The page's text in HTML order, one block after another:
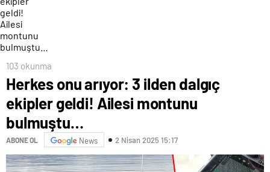
103 okunma
Herkes onu arıyor: 3 ilden dalgıç
ekipler geldi! Ailesi montunu
bulmuştu…
ABONE OL News 2 Nisan 2025 15:17